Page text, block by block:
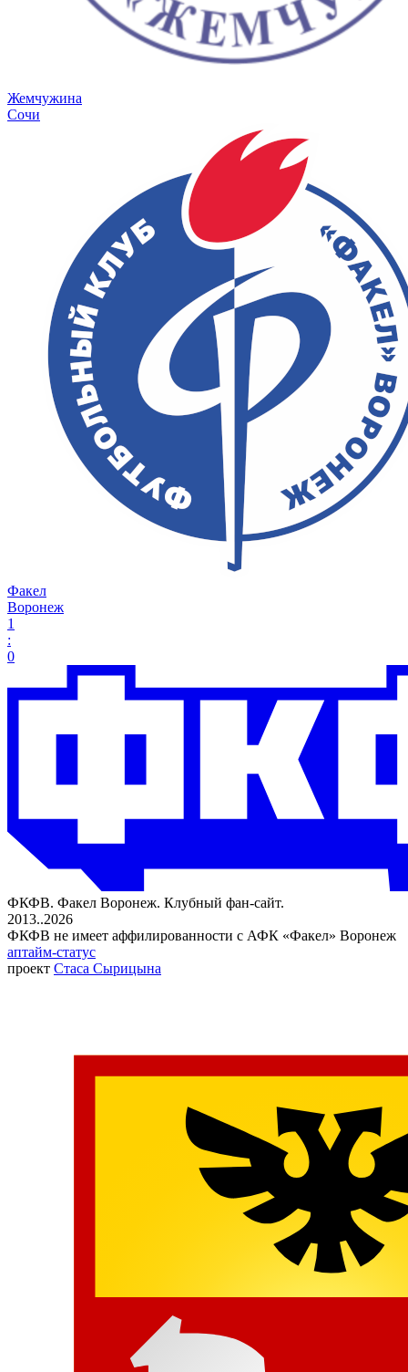
Жемчужина
Сочи
Факел
Воронеж
1
:
0
ФКФВ. Факел Воронеж. Клубный фан-сайт.
2013..2026
ФКФВ не имеет аффилированности с АФК «Факел» Воронеж
аптайм-статус
проект Стаса Сырицына